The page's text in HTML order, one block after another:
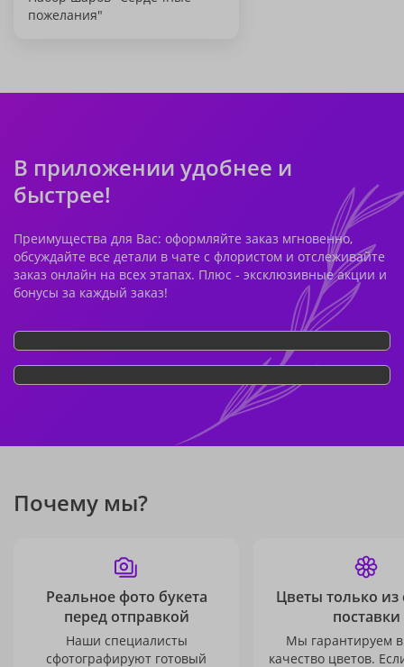
пожелания"
В приложении удобнее и
быстрее!
Преимущества для Вас: оформляйте заказ мгновенно,
обсуждайте все детали в чате с флористом и отслеживайте
заказ онлайн на всех этапах. Плюс - эксклюзивные акции и
бонусы за каждый заказ!
Почему мы?
Реальное фото букета
перед отправкой
Наши специалисты
сфотографируют готовый
Цветы только из
поставки
Мы гарантируем
качество цветов.